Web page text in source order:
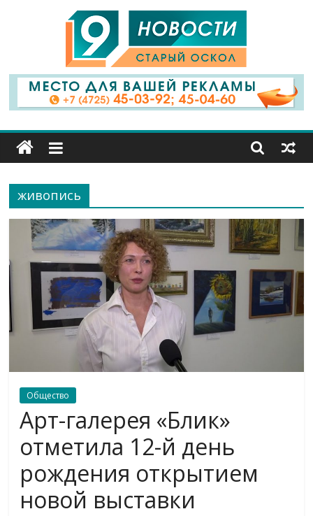
9
Канал
Старый
Оскол
живопись
Общество
Арт-галерея «Блик»
отметила 12-й день
рождения открытием
новой выставки